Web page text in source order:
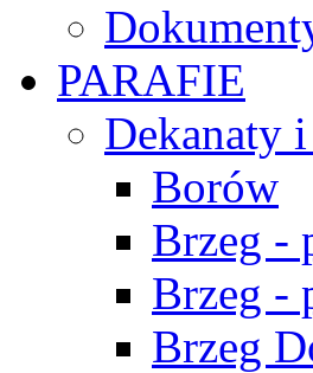
PARAFIE
Dekanaty
Borów
Brzeg -
Brzeg -
Brzeg